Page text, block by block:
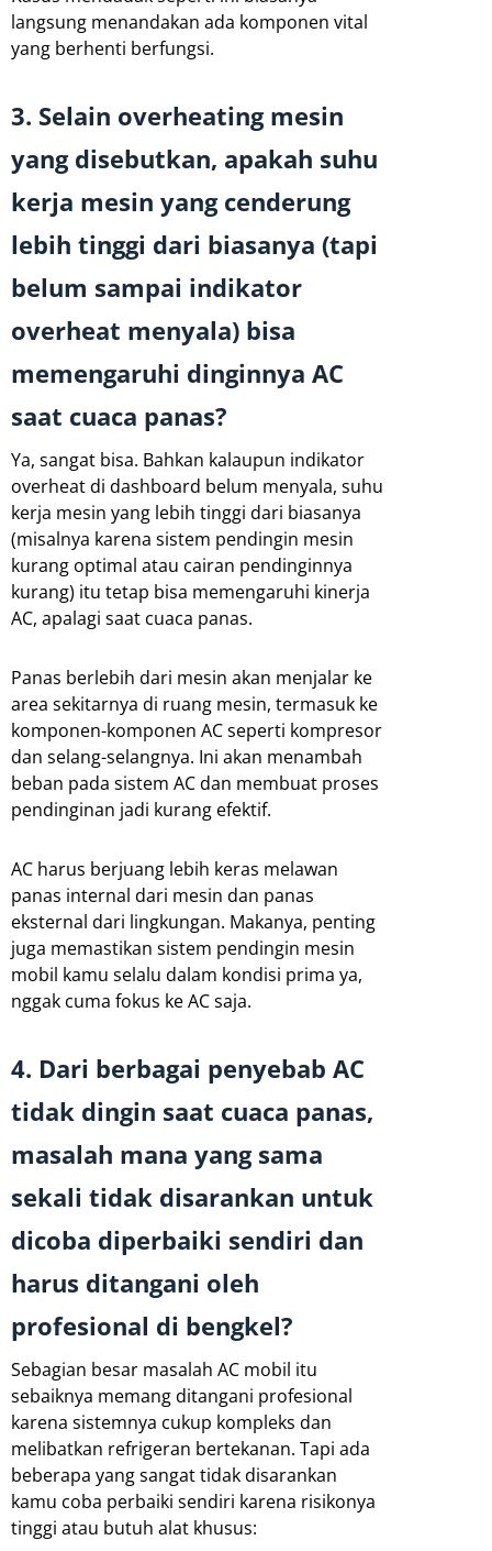
langsung menandakan ada komponen vital
yang berhenti berfungsi.
3. Selain overheating mesin
yang disebutkan, apakah suhu
kerja mesin yang cenderung
lebih tinggi dari biasanya (tapi
belum sampai indikator
overheat menyala) bisa
memengaruhi dinginnya AC
saat cuaca panas?
Ya, sangat bisa. Bahkan kalaupun indikator
overheat di dashboard belum menyala, suhu
kerja mesin yang lebih tinggi dari biasanya
(misalnya karena sistem pendingin mesin
kurang optimal atau cairan pendinginnya
kurang) itu tetap bisa memengaruhi kinerja
AC, apalagi saat cuaca panas.
Panas berlebih dari mesin akan menjalar ke
area sekitarnya di ruang mesin, termasuk ke
komponen-komponen AC seperti kompresor
dan selang-selangnya. Ini akan menambah
beban pada sistem AC dan membuat proses
pendinginan jadi kurang efektif.
AC harus berjuang lebih keras melawan
panas internal dari mesin dan panas
eksternal dari lingkungan. Makanya, penting
juga memastikan sistem pendingin mesin
mobil kamu selalu dalam kondisi prima ya,
nggak cuma fokus ke AC saja.
4. Dari berbagai penyebab AC
tidak dingin saat cuaca panas,
masalah mana yang sama
sekali tidak disarankan untuk
dicoba diperbaiki sendiri dan
harus ditangani oleh
profesional di bengkel?
Sebagian besar masalah AC mobil itu
sebaiknya memang ditangani profesional
karena sistemnya cukup kompleks dan
melibatkan refrigeran bertekanan. Tapi ada
beberapa yang sangat tidak disarankan
kamu coba perbaiki sendiri karena risikonya
tinggi atau butuh alat khusus: